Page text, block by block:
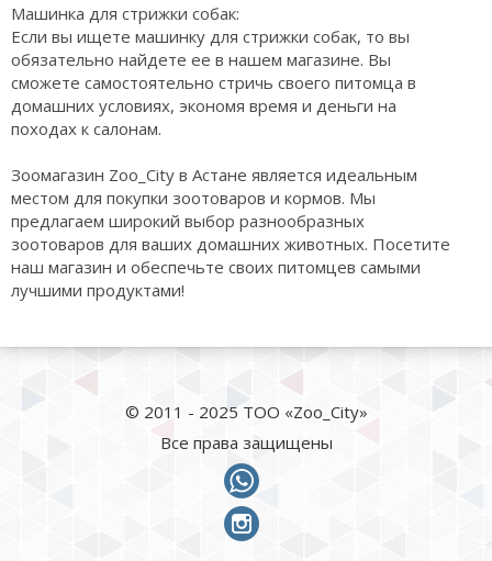
Машинка для стрижки собак:
Если вы ищете машинку для стрижки собак, то вы
обязательно найдете ее в нашем магазине. Вы
сможете самостоятельно стричь своего питомца в
домашних условиях, экономя время и деньги на
походах к салонам.
Зоомагазин Zoo_City в Астане является идеальным
местом для покупки зоотоваров и кормов. Мы
предлагаем широкий выбор разнообразных
зоотоваров для ваших домашних животных. Посетите
наш магазин и обеспечьте своих питомцев самыми
лучшими продуктами!
© 2011 - 2025 ТОО «Zoo_City»
Все права защищены